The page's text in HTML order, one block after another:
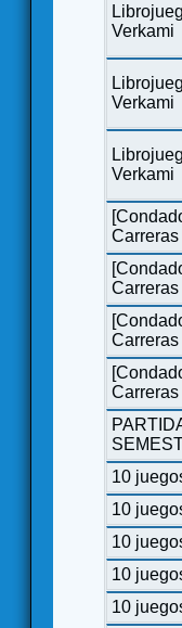
Verkami
Verkami
Verkami
10
10
10
10
10